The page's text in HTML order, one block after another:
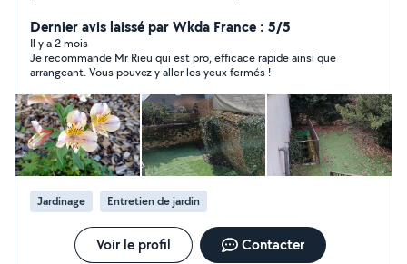
je propose mes services aux particuliers pour : Tonte de
pelouse Taille d'arbres et d'arbustes Débroussaillage
Création et entretien de jardins Entretien courant (
Désherbage,plantations, etc) Profitez d'avantages
fiscaux grâce au chèque emploi service ! Le recours au
CESU vous permet de bénéficier d'une réduction ou
d'un crédit d'impôt à hauteur de 50 % des sommes
dépensées (législation en vigueur). Je travaille avec soin
et respect de vos envies, tout en m'adaptant à vos
besoins spécifiques. Zone d'intervention : jusqu'à 30 km
autour de Couches Pour un extérieur bien entretenu et
agréable, contactez-moi des maintenant pour un devis
gratuit et personnalisé.
Dernier avis laissé par Wkda France : 5/5
Il y a 2 mois
Je recommande Mr Rieu qui est pro, efficace rapide ainsi que
arrangeant. Vous pouvez y aller les yeux fermés !
Jardinage Entretien de jardin
Voir le profil Contacter